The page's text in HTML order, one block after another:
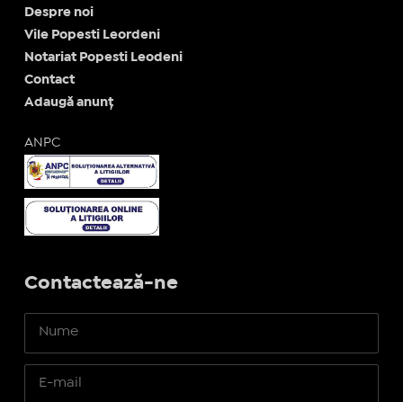
Despre noi
Vile Popesti Leordeni
Notariat Popesti Leodeni
Contact
Adaugă anunț
ANPC
Contactează-ne